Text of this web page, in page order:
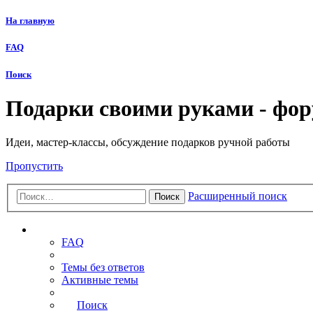
На главную
FAQ
Поиск
Подарки своими руками -
Идеи, мастер-классы, обсуждение подарков ручной работы
Пропустить
Поиск Расширенный поиск
FAQ
Темы без ответов
Активные темы
Поиск